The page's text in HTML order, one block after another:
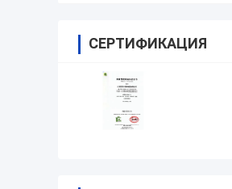
СЕРТИФИКАЦИЯ